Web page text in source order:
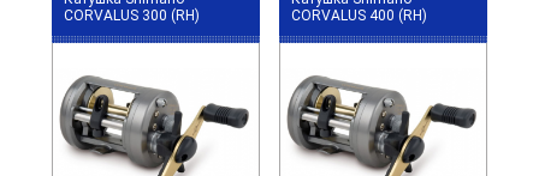
CORVALUS 300 (RH)
CORVALUS 400 (RH)